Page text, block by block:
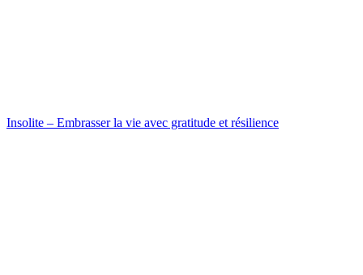
Insolite – Embrasser la vie avec gratitude et résilience